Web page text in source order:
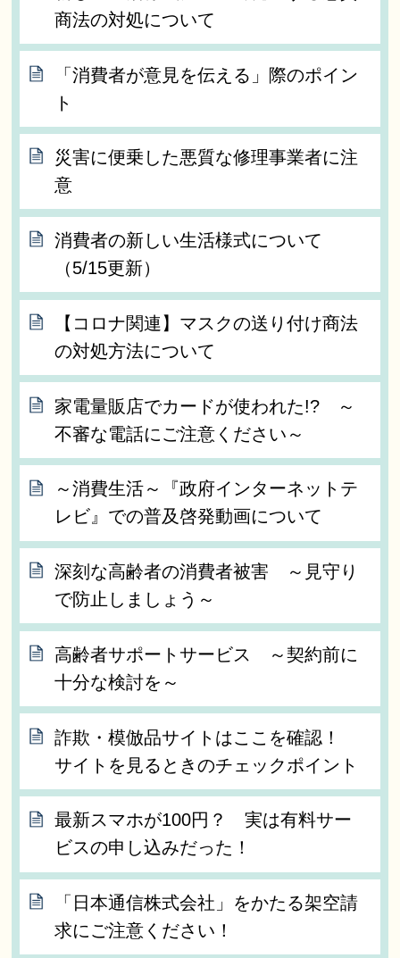
商法の対処について
「消費者が意見を伝える」際のポイン
ト
災害に便乗した悪質な修理事業者に注
意
消費者の新しい生活様式について
（5/15更新）
【コロナ関連】マスクの送り付け商法
の対処方法について
家電量販店でカードが使われた!? ～
不審な電話にご注意ください～
～消費生活～『政府インターネットテ
レビ』での普及啓発動画について
深刻な高齢者の消費者被害 ～見守り
で防止しましょう～
高齢者サポートサービス ～契約前に
十分な検討を～
詐欺・模倣品サイトはここを確認！
サイトを見るときのチェックポイント
最新スマホが100円？ 実は有料サー
ビスの申し込みだった！
「日本通信株式会社」をかたる架空請
求にご注意ください！